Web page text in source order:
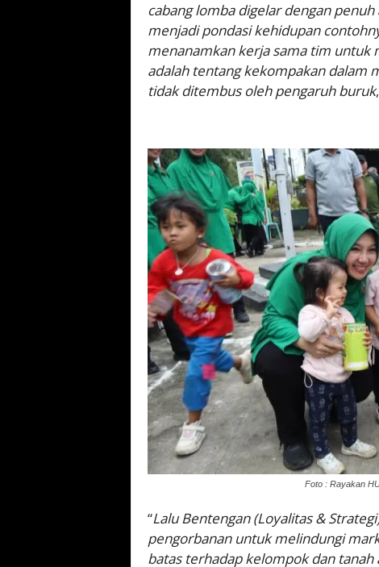
cabang lomba digelar dengan
menjadi pondasi kehidupan
menanamkan kerja sama tim untuk
adalah tentang kekompakan dalam
tidak ditembus oleh pengaruh buruk
Foto : Rayakan
“Lalu Bentengan (Loyalitas &
pengorbanan untuk melindungi
batas terhadap kelompok dan